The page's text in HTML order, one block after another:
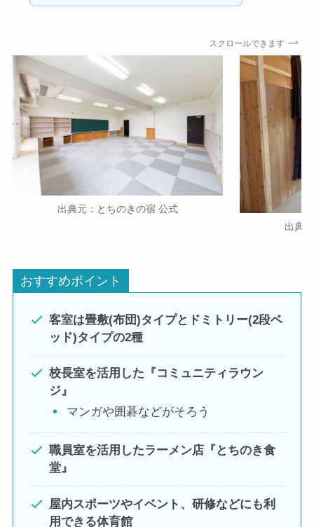
スクロールできます
出典元：とちのきの宿 公式
出典
おすすめポイント
客室は畳敷(布団)タイプとドミトリー(2段ベ
ッド)タイプの2種
校長室を活用した『コミュニティラウン
ジ』
マンガや囲碁などがそろう
職員室を活用したラーメン店『とちのき食
堂』
屋内スポーツやイベント、研修などにも利
用できる体育館